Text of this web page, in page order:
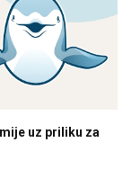
uz priliku za